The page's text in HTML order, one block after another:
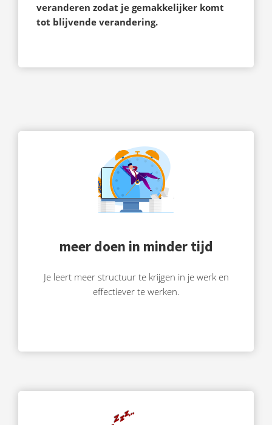
veranderen zodat je gemakkelijker komt
tot blijvende verandering.
meer doen in minder tijd
Je leert meer structuur te krijgen in je werk en
effectiever te werken.